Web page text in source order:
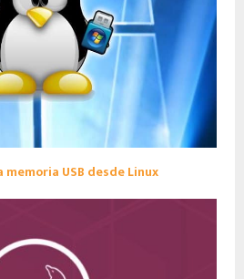
USB desde Linux